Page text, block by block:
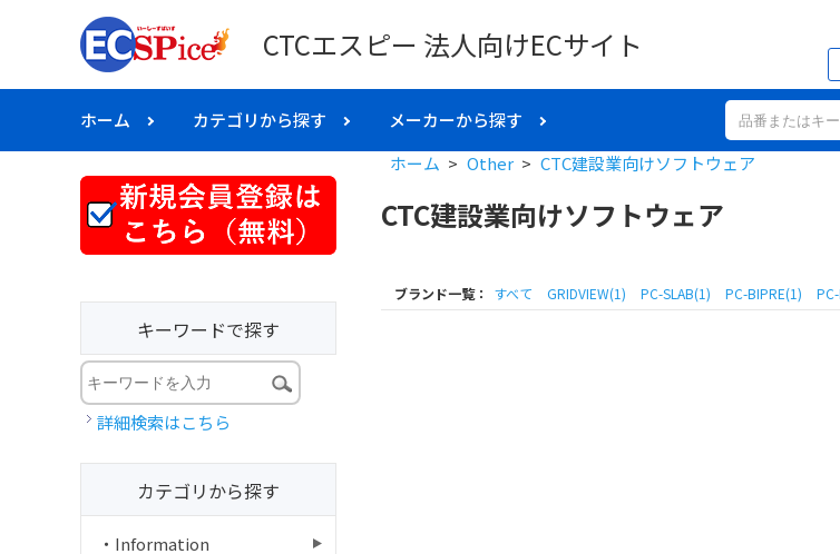
CTCエスピー 法人向けECサイト
ホーム カテゴリから探す メーカーから探す
ホーム > Other > CTC建設業向けソフトウェア
CTC建設業向けソフトウェア
ブランド一覧： すべて GRIDVIEW(1) PC-SLAB(1) PC-BIPRE(1)
キーワードで探す
詳細検索はこちら
カテゴリから探す
・Information